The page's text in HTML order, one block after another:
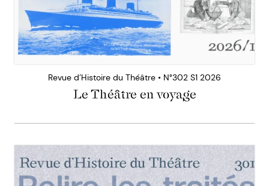
Revue d’Histoire du Théâtre • N°302 S1 2026
Le Théâtre en voyage